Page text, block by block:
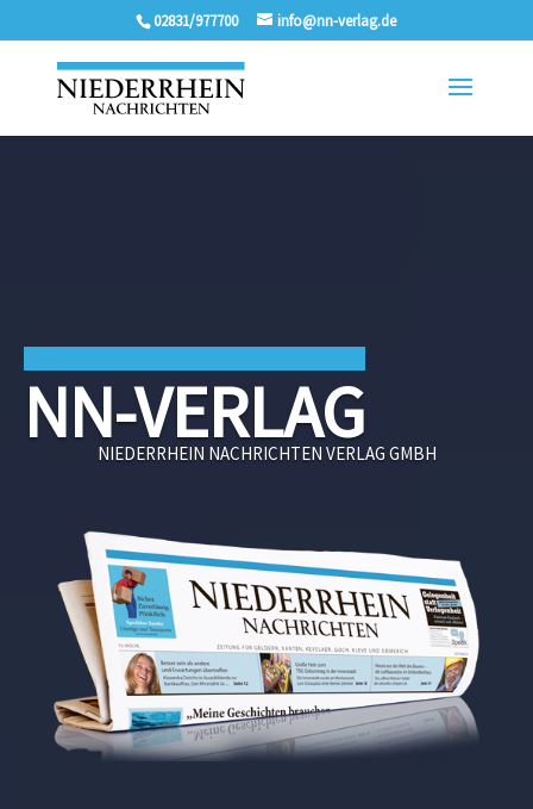
02831/977700 info@nn-verlag.de
NN-VERLAG
NIEDERRHEIN NACHRICHTEN VERLAG GMBH